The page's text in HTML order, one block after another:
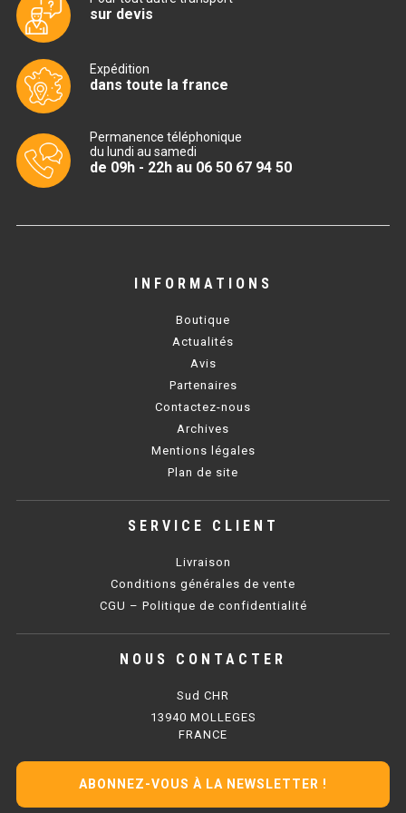
TABLE RÉFRIGÉRÉE
TABLE 600
TABLE 700 VITRÉE
TABLE CONGÉLATEUR
SOUBASSEMENT RÉFRIGÉRÉ
TABLE DE PRÉPARATION
SALADETTE COMPACTE
SALADETTE 800 VITRÉE
sur devis
Expédition
dans toute la france
Permanence téléphonique
du lundi au samedi
de 09h - 22h au 06 50 67 94 50
INFORMATIONS
Boutique
Actualités
Avis
Partenaires
Contactez-nous
Archives
Mentions légales
Plan de site
SERVICE CLIENT
Livraison
Conditions générales de vente
CGU – Politique de confidentialité
NOUS CONTACTER
Sud CHR
13940 MOLLEGES
FRANCE
ABONNEZ-VOUS À LA NEWSLETTER !